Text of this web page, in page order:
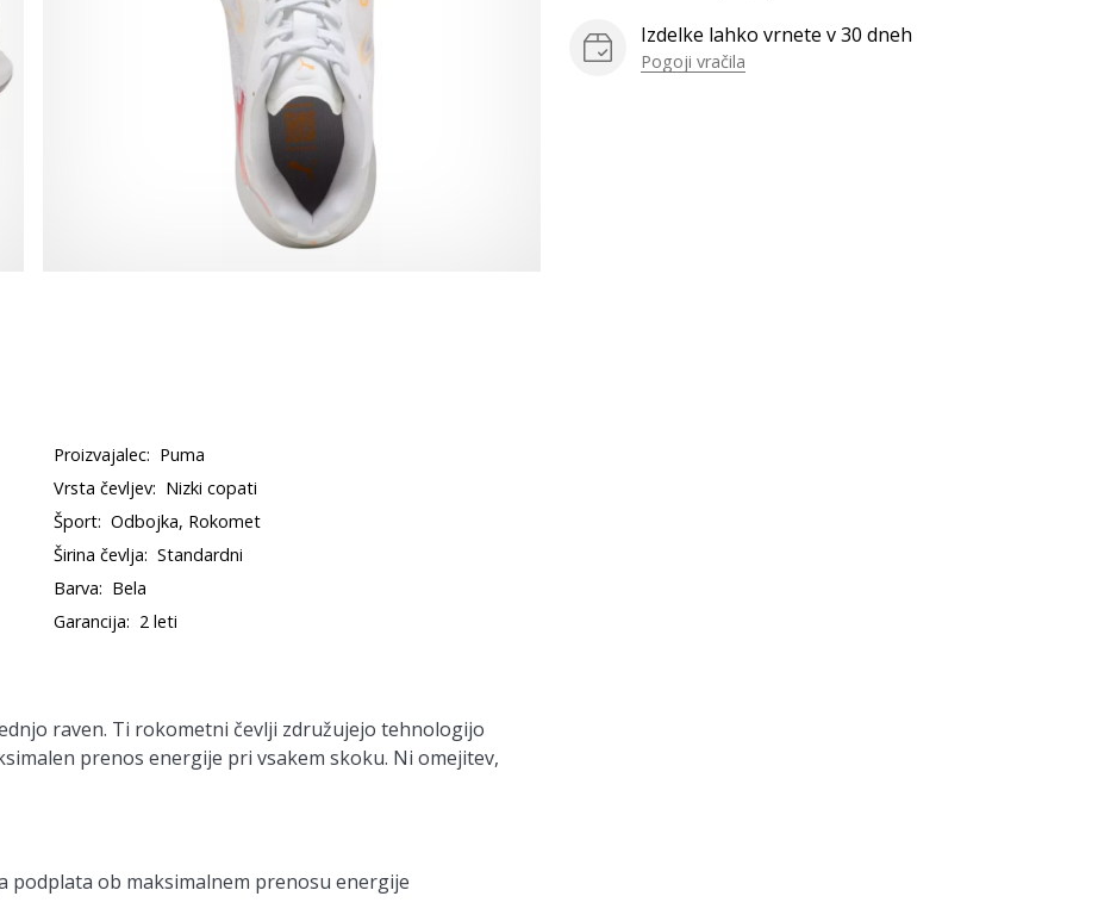
Izdelke lahko vrnete v 30 dneh
Pogoji vračila
Proizvajalec: Puma
Vrsta čevljev: Nizki copati
Šport: Odbojka, Rokomet
Širina čevlja: Standardni
Barva: Bela
Garancija: 2 leti
raven. Ti rokometni čevlji združujejo tehnologijo
prenos energije pri vsakem skoku. Ni omejitev,
podplata ob maksimalnem prenosu energije